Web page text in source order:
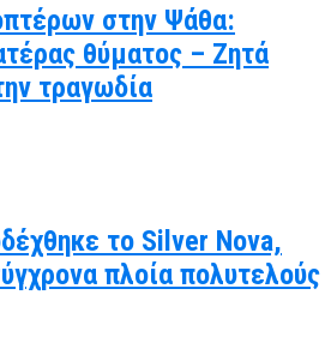
στην Ψάθα:
θύματος – Ζητά
τραγωδία
το Silver Nova,
πλοία πολυτελούς